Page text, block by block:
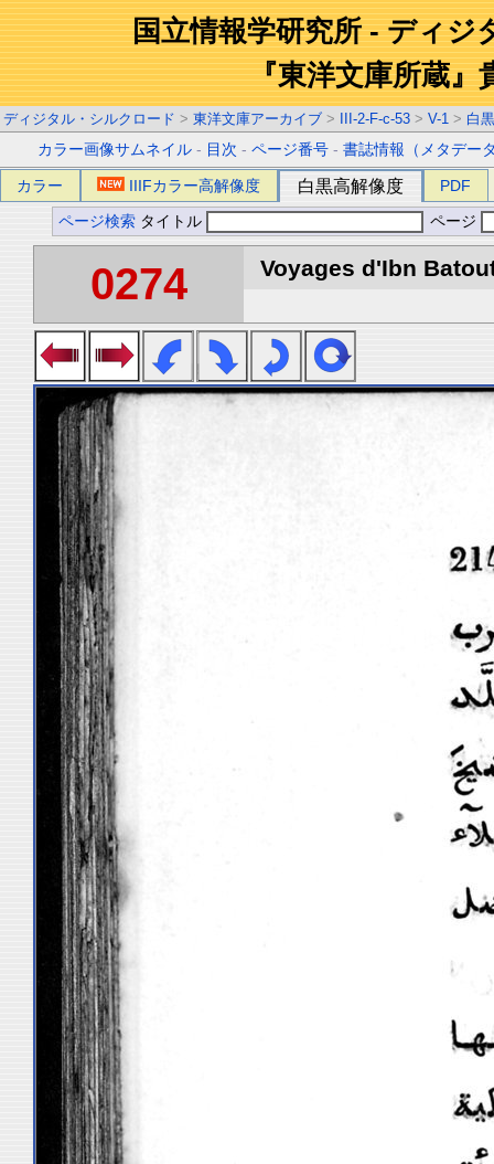
国立情報学研究所 - ディジ
『東洋文庫所蔵』
ディジタル・シルクロード > 東洋文庫アーカイブ > III-2-F-c-53 > V-1 > 白
カラー画像サムネイル - 目次 -ページ番号 -書誌情報（メタデー
カラー IIIFカラー高解像度 白黒高解像度 PDF
ページ検索 タイトル ページ
0274 Voyages d'Ibn